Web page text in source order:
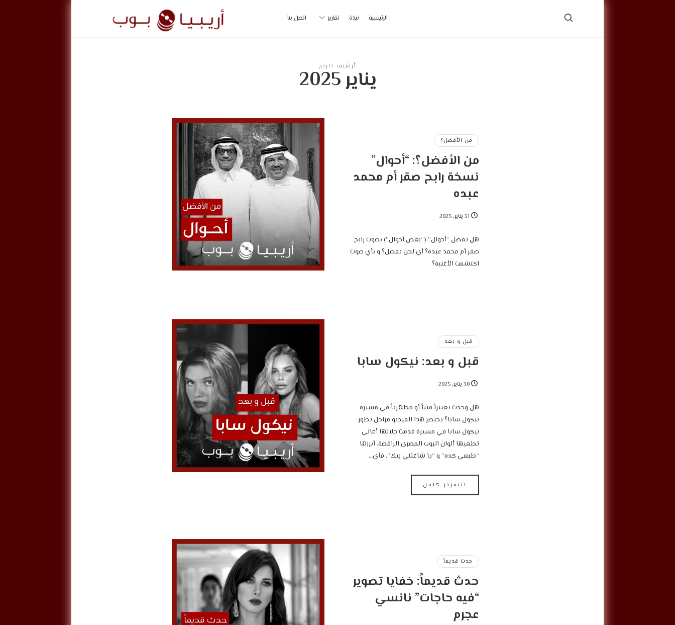
الرئيسية نبذة تقارير اتصل بنا
أريبيا
أرشيف تاريخ
يناير 2025
من الأفضل؟
من الأفضل؟: “أحوال”
نسخة رابح صقر أم محمد
عبده
31 يناير, 2025
هل تفضل “أحوال” (“بعض أحوال”) بصوت رابح
صقر أم محمد عبده؟ أي لحن تفضل؟ و بأي صوت
اكتشفت الأغنية؟
قبل و بعد
قبل و بعد: نيكول سابا
30 يناير, 2025
هل وجدت تغييراً فنياً أو مظهرياً في مسيرة
نيكول سابا؟ يختصر هذا الفيديو مراحل تطور
نيكول سابا في مسيرة قدمت خلالها أغاني
تطغيها ألوان البوب المصري الراقصة، أبرزها
“طبعي كده” و “يا شاغلني بيك”، فأي…
التقرير كامل
حدث قديماً
حدث قديماً: خفايا تصوير
“فيه حاجات” نانسي
عجرم